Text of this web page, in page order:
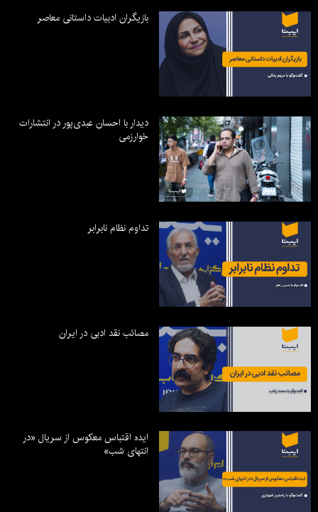
بازیگران ادبیات داستانی معاصر
دیدار با احسان عبدی‌پور در انتشارات
خوارزمی
تداوم نظام نابرابر
مصائب نقد ادبی در ایران
ایده اقتباس معکوس از سریال «در
انتهای شب»